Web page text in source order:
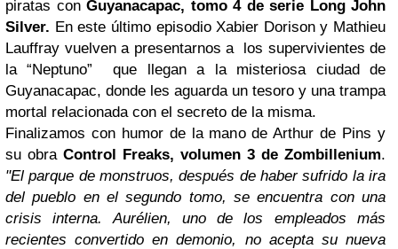
piratas conGuyanacapac, tomo 4 de serie Long John
Silver. En este último episodio Xabier Dorison y Mathieu
Lauffray vuelven a presentarnos a los supervivientes de
la “Neptuno” que llegan a la misteriosa ciudad de
Guyanacapac, donde les aguarda un tesoro y una trampa
mortal relacionada con el secreto de la misma.
Finalizamos con humor de la mano de Arthur de Pins y
su obra Control Freaks, volumen 3 de Zombillenium.
"El parque de monstruos, después de haber sufrido la ira
del pueblo en el segundo tomo, se encuentra con una
crisis interna. Aurélien, uno de los empleados más
recientes convertido en demonio, no acepta su nueva